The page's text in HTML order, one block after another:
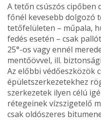
A tetőn csúszós cipőben
főnél kevesebb dolgozó
tető­felületen – műpala,
fedés esetén – csak
25°-os vagy ennél
mentő­övvel, ill.
Az előbbi védőeszközök
épületszerkezetekhez
szerkezetek ilyen célú
rétegeinek vízszigetelő
csak oldószeres